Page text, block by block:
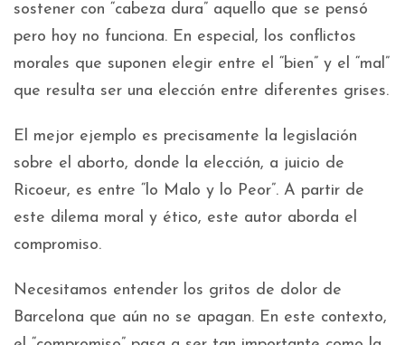
sostener con “cabeza dura” aquello que se pensó
pero hoy no funciona. En especial, los conflictos
morales que suponen elegir entre el “bien” y el “mal”
que resulta ser una elección entre diferentes grises.
El mejor ejemplo es precisamente la legislación
sobre el aborto, donde la elección, a juicio de
Ricoeur, es entre “lo Malo y lo Peor”. A partir de
este dilema moral y ético, este autor aborda el
compromiso.
Necesitamos entender los gritos de dolor de
Barcelona que aún no se apagan. En este contexto,